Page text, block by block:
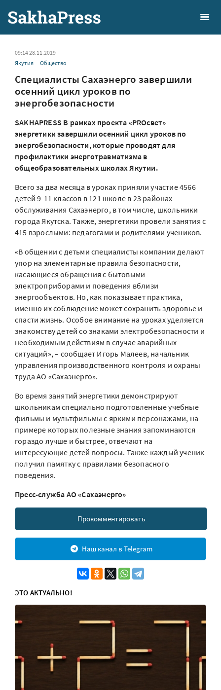
09:14 28.11.2019
Якутия
Общество
Специалисты Сахаэнерго завершили
осенний цикл уроков по
энергобезопасности
SAKHAPRESS В рамках проекта «PROсвет»
энергетики завершили осенний цикл уроков по
энергобезопасности, которые проводят для
профилактики энерготравматизма в
общеобразовательных школах Якутии.
Всего за два месяца в уроках приняли участие 4566
детей 9-11 классов в 121 школе в 23 районах
обслуживания Сахаэнерго, в том числе, школьники
города Якутска. Также, энергетики провели занятия с
415 взрослыми: педагогами и родителями учеников.
«В общении с детьми специалисты компании делают
упор на элементарные правила безопасности,
касающиеся обращения с бытовыми
электроприборами и поведения вблизи
энергообъектов. Но, как показывает практика,
именно их соблюдение может сохранить здоровье и
спасти жизнь. Особое внимание на уроках уделяется
знакомству детей со знаками электробезопасности и
необходимым действиям в случае аварийных
ситуаций», – сообщает Игорь Малеев, начальник
управления производственного контроля и охраны
труда АО «Сахаэнерго».
Во время занятий энергетики демонстрируют
школьникам специально подготовленные учебные
фильмы и мультфильмы с яркими персонажами, на
примере которых полезные знания запоминаются
гораздо лучше и быстрее, отвечают на
интересующие детей вопросы. Также каждый ученик
получил памятку с правилами безопасного
поведения.
Пресс-служба АО «Сахаэнерго»
Прокомментировать
Наш канал в Telegram
ЭТО АКТУАЛЬНО!